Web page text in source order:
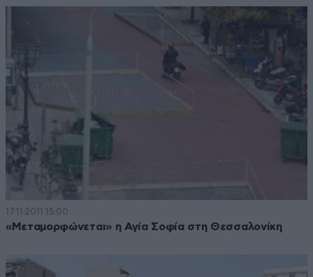
17·11·2011 15:00
«Μεταμορφώνεται» η Αγία Σοφία στη Θεσσαλονίκη